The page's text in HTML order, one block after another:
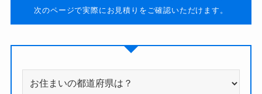
次のページで実際にお見積りをご確認いただけます。